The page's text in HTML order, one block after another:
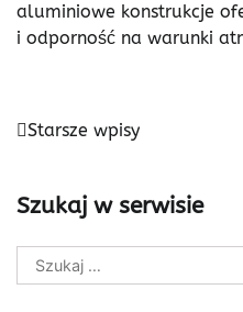
aluminiowe konstrukcje
i odporność na warunki
Nawigacja
wpisach
Starsze wpisy
Szukaj w serwisie
Szukaj: